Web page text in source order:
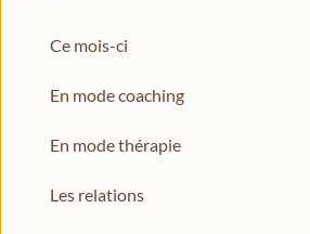
Ce mois-ci
En mode coaching
En mode thérapie
Les relations